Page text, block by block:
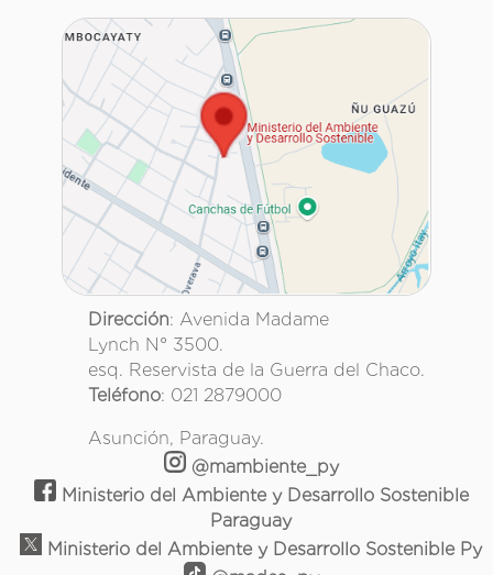
Dirección: Avenida Madame
Lynch N° 3500.
esq. Reservista de la Guerra del Chaco.
Teléfono: 021 2879000
Asunción, Paraguay.
@mambiente_py
Ministerio del Ambiente y Desarrollo Sostenible
Paraguay
Ministerio del Ambiente y Desarrollo Sostenible Py